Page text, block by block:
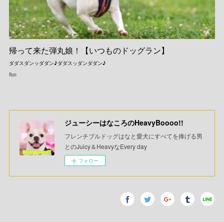
帰って来た弾丸娘！【いつものドッグラン】
ダダスダンッダダン♪ダダスッダンダダン♪
Run
ジューシーはなころのHeavyBoooo!!
フレンチブルドッグはなと愛犬にすべてを捧げる男
とのJuicy＆HeavyなEvery day
フォロー